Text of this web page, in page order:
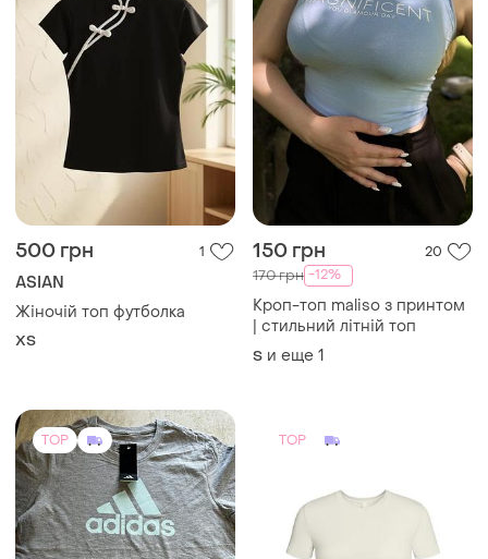
500 грн 1
Жіночій топ футболка
ХS
150 грн 20
170 грн -12%
Кроп-топ maliso з принтом
| стильний літній топ
S и еще 1
TOP TOP